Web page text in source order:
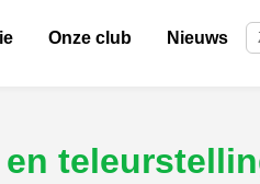
Onze club Nieuws